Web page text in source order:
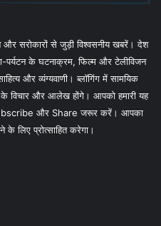
और सरोकारों से जुड़ी विश्वसनीय खबरें। देश
पर्यटन के घटनाक्रम, फिल्म और टेलीविजन
और व्यंग्यवाणी। ब्लॉगिंग में सामयिक
के विचार और आलेख होंगे। आपको हमारी यह
और Share जरूर करें। आपका
लिए प्रोत्साहित करेगा।